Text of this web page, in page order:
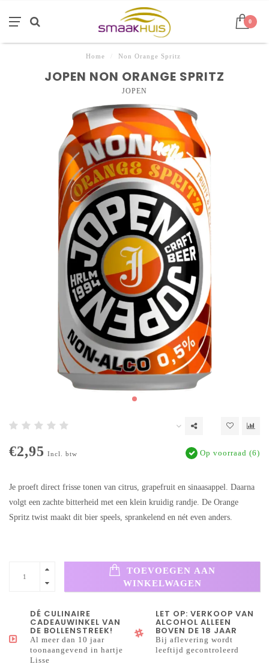
0
Home Non Orange Spritz
JOPEN NON ORANGE SPRITZ
JOPEN
€2,95 Incl. btw Op voorraad (6)
Je proeft direct frisse tonen van citrus, grapefruit en sinaasappel. Daarna
volgt een zachte bitterheid met een klein kruidig randje. De Orange
Spritz twist maakt dit bier speels, sprankelend en nét even anders.
TOEVOEGEN AAN
WINKELWAGEN
DÉ CULINAIRE
CADEAUWINKEL VAN
DE BOLLENSTREEK!
Al meer dan 10 jaar
toonaangevend in hartje
Lisse
LET OP: VERKOOP VAN
ALCOHOL ALLEEN
BOVEN DE 18 JAAR
Bij aflevering wordt
leeftijd gecontroleerd